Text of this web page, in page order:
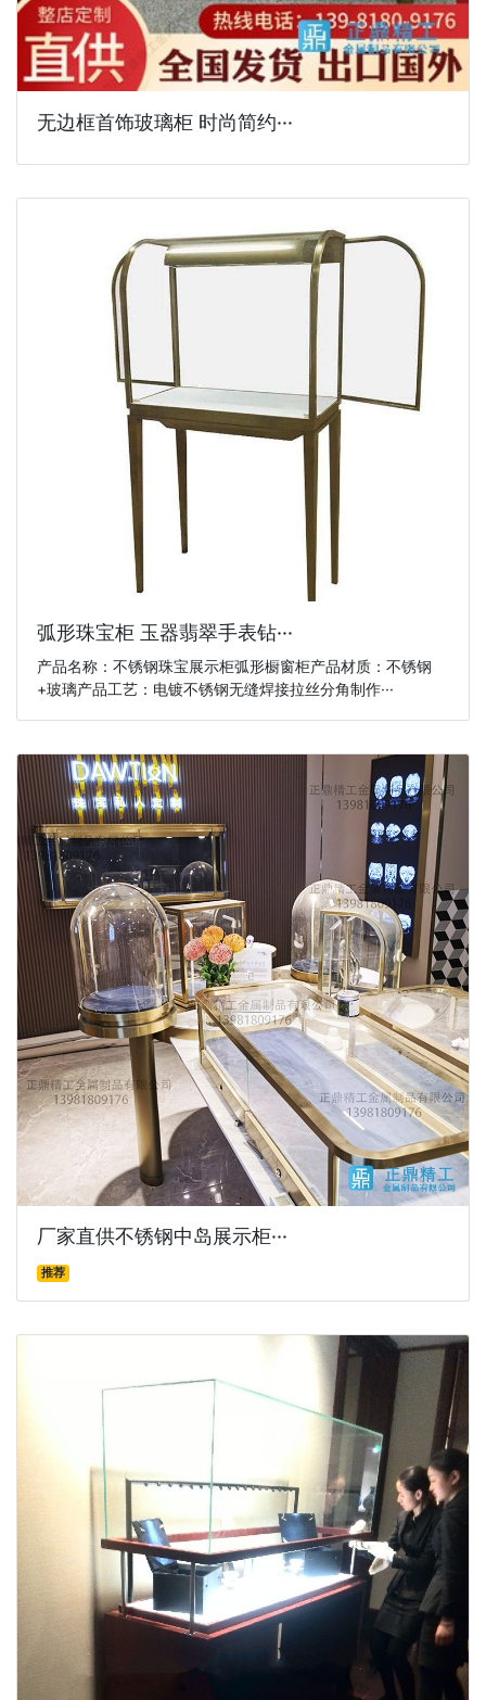
无边框首饰玻璃柜 时尚简约···
弧形珠宝柜 玉器翡翠手表钻···
产品名称：不锈钢珠宝展示柜弧形橱窗柜产品材质：不锈钢
+玻璃产品工艺：电镀不锈钢无缝焊接拉丝分角制作···
厂家直供不锈钢中岛展示柜···
推荐